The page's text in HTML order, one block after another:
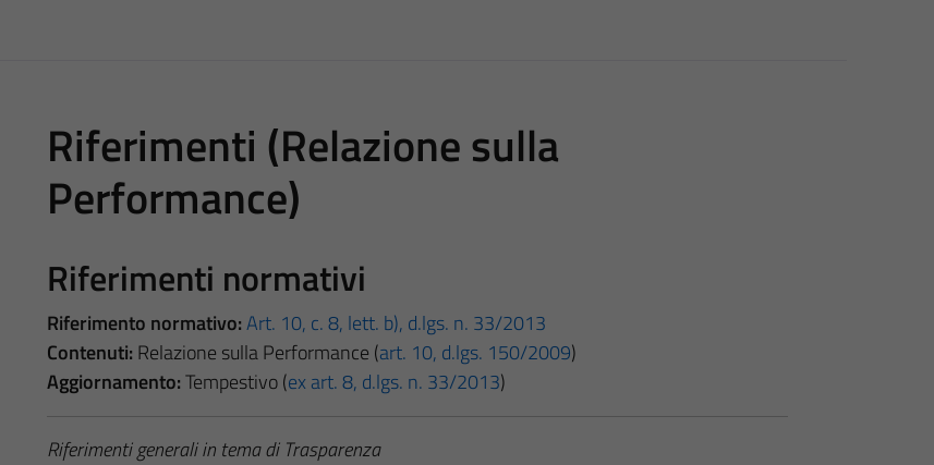
Riferimenti (Relazione sulla
Performance)
Riferimenti normativi
Riferimento normativo:Art. 10, c. 8, lett. b), d.lgs. n. 33/2013
Contenuti: Relazione sulla Performance (art. 10, d.lgs. 150/2009)
Aggiornamento:Tempestivo (ex art. 8, d.lgs. n. 33/2013)
Riferimenti generali in tema di Trasparenza